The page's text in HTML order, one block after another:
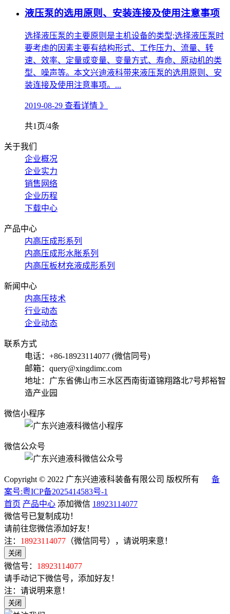
液压泵的选用原则、安装连接及使用注意事项
选择液压泵的主要原则是主机设备的类型;选择液压泵时
要考虑的因素主要有结构形式、工作压力、流量、转
速、效率、定量或变量、变量方式、寿命、原动机的类
型、噪声等。本文兴迪液科带来液压泵的选用原则、安
装连接及使用注意事项。...
2019-08-29 查看详情 》
共1页/4条
关于我们
企业概况
企业实力
销售网络
企业历程
下载中心
产品中心
内高压成形系列
内高压成形水胀系列
内高压板材充液成形系列
新闻中心
内高压技术
行业动态
企业动态
联系方式
电话：+86-18923114077 (微信同号)
邮箱：query@xingdimc.com
地址：广东省佛山市三水区西南街道锦翔路北7号邦裕智
造产业园
微信小程序
微信公众号
Copyright © 2022 广东兴迪液科装备有限公司 版权所有 备
案号:粤ICP备2025414583号-1
首页 产品中心 添加微信 18923114077
微信号已复制成功！
请前往您微信添加好友！
注： 18923114077 （微信同号），请说明来意！
关闭
微信号： 18923114077
请手动记下微信号，添加好友！
注：请说明来意！
关闭